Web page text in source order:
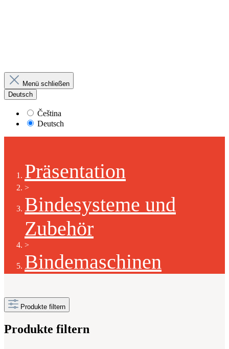
Menü schließen
Deutsch
Čeština
Deutsch
Präsentation
>
Bindesysteme und
Zubehör
>
Bindemaschinen
Produkte filtern
Produkte filtern